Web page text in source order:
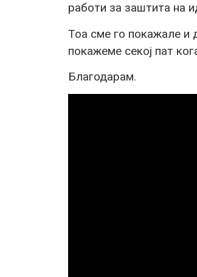
работи за заштита на
Тоа сме го покажале и
покажеме секој пат
Благодарам.